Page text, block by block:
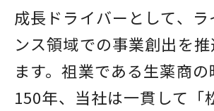
よくあるご質問
成長ドライバーとして、
ンス領域での事業創出を推
ます。祖業である生薬商
150年、当社は一貫して「